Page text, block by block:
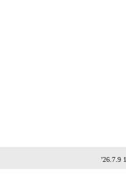
'26.7.9